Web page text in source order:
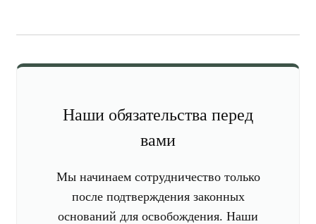
Наши обязательства перед
вами
Мы начинаем сотрудничество только
после подтверждения законных
оснований для освобождения. Наши